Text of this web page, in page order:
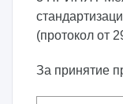
(протокол от
За принятие